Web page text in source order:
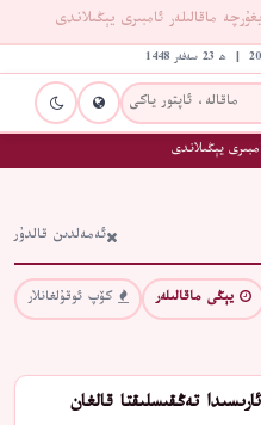
ماقالىلەر ئامبىرى يېڭىلاندى
يېڭىلاندى
ئەمەلدىن قالدۇر
يېڭى ماقالىلەر
كۆپ ئوقۇلغانلار
تەڭقىسلىقتا قالغان